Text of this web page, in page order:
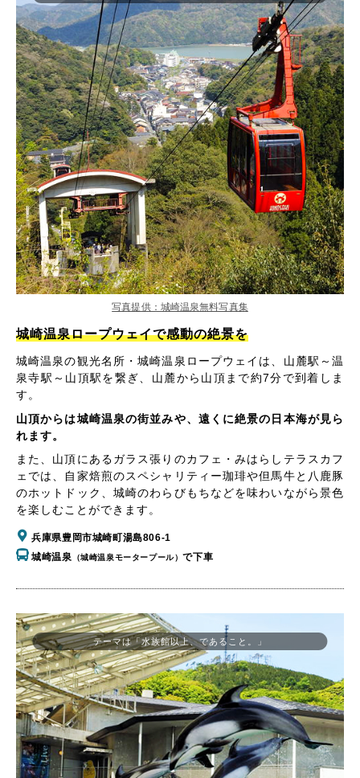
写真提供：城崎温泉無料写真集
城崎温泉ロープウェイで感動の絶景を
城崎温泉の観光名所・城崎温泉ロープウェイは、山麓駅～温
泉寺駅～山頂駅を繋ぎ、山麓から山頂まで約7分で到着しま
す。
山頂からは城崎温泉の街並みや、遠くに絶景の日本海が見ら
れます。
また、山頂にあるガラス張りのカフェ・みはらしテラスカフ
ェでは、自家焙煎のスペシャリティー珈琲や但馬牛と八鹿豚
のホットドック、城崎のわらびもちなどを味わいながら景色
を楽しむことができます。
兵庫県豊岡市城崎町湯島806-1
城崎温泉 （城崎温泉モータープール）で下車
テーマは「水族館以上、であること。」